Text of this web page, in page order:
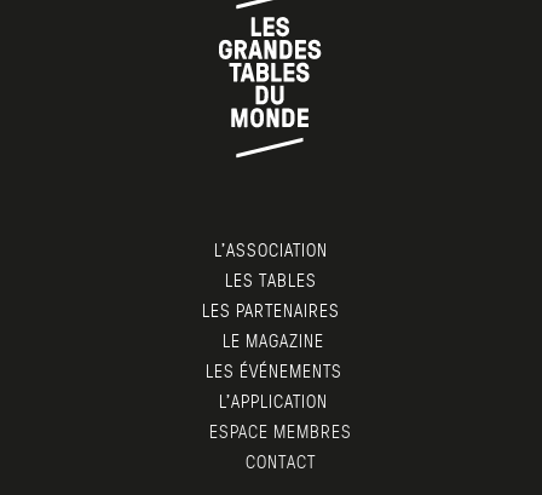
L’ASSOCIATION
LES TABLES
LES PARTENAIRES
LE MAGAZINE
LES ÉVÉNEMENTS
L’APPLICATION
ESPACE MEMBRES
CONTACT